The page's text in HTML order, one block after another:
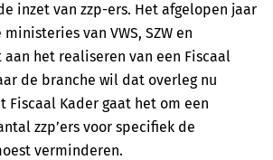
inzet van zzp-ers. Het afgelopen jaar
van VWS, SZW en
aan het realiseren van een Fiscaal
de branche wil dat overleg nu
Fiscaal Kader gaat het om een
zzp’ers voor specifiek de
verminderen.